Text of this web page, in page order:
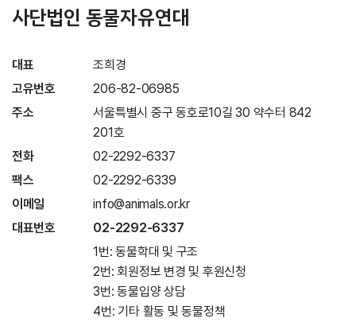
사단법인 동물자유연대
대표
조희경
고유번호
206-82-06985
주소
서울특별시 중구 동호로10길 30 약수터 842
201호
전화
02-2292-6337
팩스
02-2292-6339
이메일
info@animals.or.kr
대표번호
02-2292-6337
1번: 동물학대 및 구조
2번: 회원정보 변경 및 후원신청
3번: 동물입양 상담
4번: 기타 활동 및 동물정책